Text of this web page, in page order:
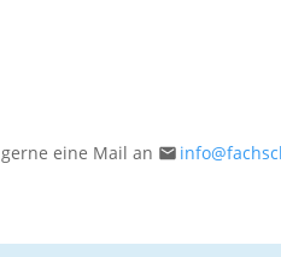
eine Mail an